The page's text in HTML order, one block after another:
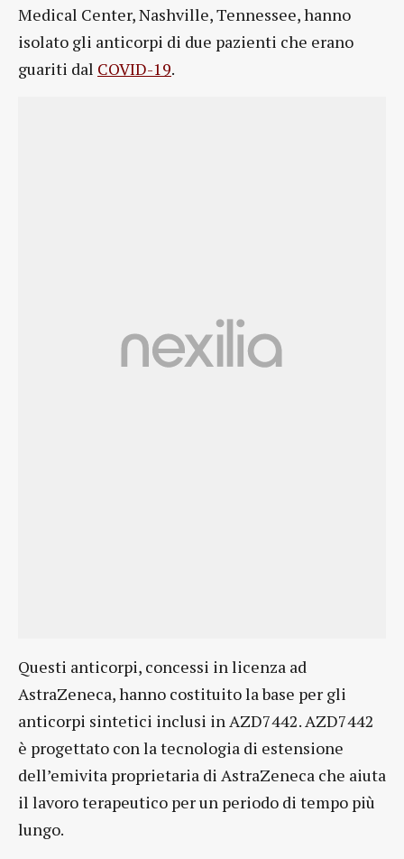
Medical Center, Nashville, Tennessee, hanno
isolato gli anticorpi di due pazienti che erano
guariti dal COVID-19.
Questi anticorpi, concessi in licenza ad
AstraZeneca, hanno costituito la base per gli
anticorpi sintetici inclusi in AZD7442. AZD7442
è progettato con la tecnologia di estensione
dell’emivita proprietaria di AstraZeneca che aiuta
il lavoro terapeutico per un periodo di tempo più
lungo.